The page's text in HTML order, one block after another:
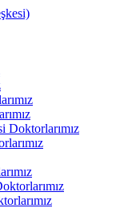
Doktorlarımız